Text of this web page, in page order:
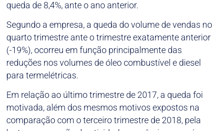
queda de 8,4%, ante o ano anterior.
Segundo a empresa, a queda do volume de vendas no
quarto trimestre ante o trimestre exatamente anterior
(-19%), ocorreu em função principalmente das
reduções nos volumes de óleo combustível e diesel
para termelétricas.
Em relação ao último trimestre de 2017, a queda foi
motivada, além dos mesmos motivos expostos na
comparação com o terceiro trimestre de 2018, pela